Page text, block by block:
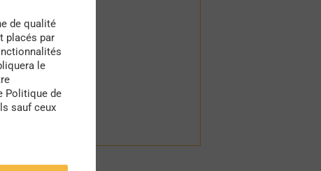
de qualité
placés par
le
Politique de
sauf ceux